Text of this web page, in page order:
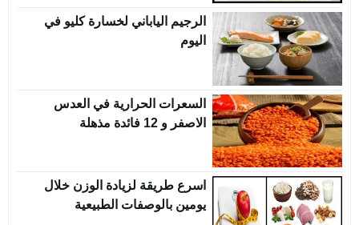
الرجيم الياباني لخسارة كليو في
اليوم
السعرات الحرارية في العدس
الاصفر و 12 فائدة مذهلة
اسرع طريقة لزيادة الوزن خلال
يومين بالوصفات الطبيعية